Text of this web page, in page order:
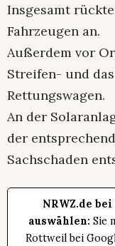
Insgesamt
Fahrzeugen an.
Außerdem vor
Streifen- und
Rettungswagen.
An der
der
Sachschaden
NRWZ.de
auswählen: Sie
Rottweil bei